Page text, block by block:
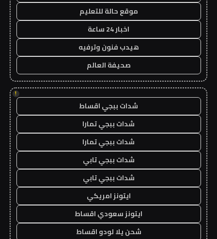
موقع حالة للتعليم
اخبار 24 ساعة
هيدب فنون وترفيه
صحيفة العالم
!
شدات ببجي اقساط
شدات ببجي تمارا
شدات ببجي تمارا
شدات ببجي تابي
شدات ببجي تابي
ايتونز امريكي
ايتونز سعودي اقساط
شحن يلا لودو اقساط